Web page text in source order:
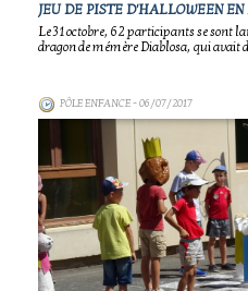
JEU DE PISTE D'HALLOWEEN
Le 31 octobre, 62 participants se sont
dragon de mémère Diablosa, qui avait
PÔLE ENFANCE- 06/07/2017